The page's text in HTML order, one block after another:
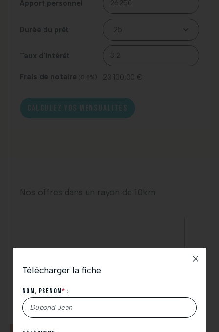
Apport personnel
Durée du prêt
Taux d'intérêt
Frais de notaire (8.8%) 23 100,00 €
CALCULEZ VOS MENSUALITÉS
Nos offres dans un rayon de 10km
Télécharger la fiche
Nom, Prénom* :